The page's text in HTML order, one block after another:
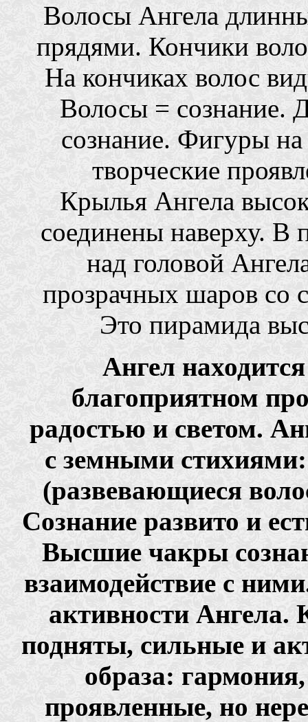
Волосы Ангела
прядями. Кончики
На кончиках волос
Волосы = сознание.
сознание. Фигуры на
творческие
Крылья Ангела
соединены наверху. В
над головой
прозрачных шаров со
Это пирамида
Ангел
благоприятном
радостью и светом.
с земными стихиями:
(развевающиеся
Сознание развито и
Высшие чакры
взаимодействие с
активности
подняты, сильные и
образа:
проявленные, но